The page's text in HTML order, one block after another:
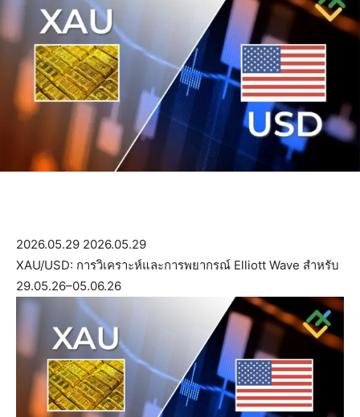
2026.05.29 2026.05.29
XAU/USD: การวิเคราะห์และการพยากรณ์ Elliott Wave สำหรับ
29.05.26–05.06.26